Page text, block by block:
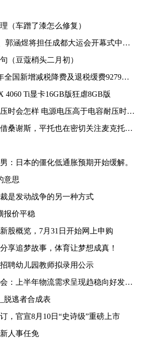
（车蹭了漆怎么修复）
成都大运会 | 胡朕卓、郭涵煜将担任成都大运会开幕式中国大学生体育代表团旗手
（豆蔻梢头二月初）
（新华全媒+）上半年全国新增减税降费及退税缓费9279亿元
4060 Ti显卡16GB版狂虐8GB版
电源电压高于电容耐压时会怎样 电源电压高于电容耐压时会引起
信使报：罗马接近租借桑谢斯，平托也在密切关注麦克托米奈
：日本的僵化低通胀预期开始缓解。
意思
是发动战争的另一种方式
报价平稳
股概览，7月31日开始网上申购
享追梦故事，体育让梦想成真！
聘幼儿园教师拟录用公示
中国物流与采购联合会：上半年物流需求呈现趋稳向好发展状态
脱逃者合成表
，官宣8月10日“史诗级”重磅上市
人事任免